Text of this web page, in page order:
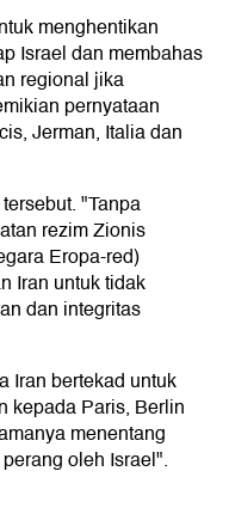
menghentikan
Israel dan membahas
regional jika
pernyataan
Jerman, Italia dan
"Tanpa
rezim Zionis
Eropa-red)
Iran untuk tidak
dan integritas
Iran bertekad untuk
kepada Paris, Berlin
menentang
oleh Israel".